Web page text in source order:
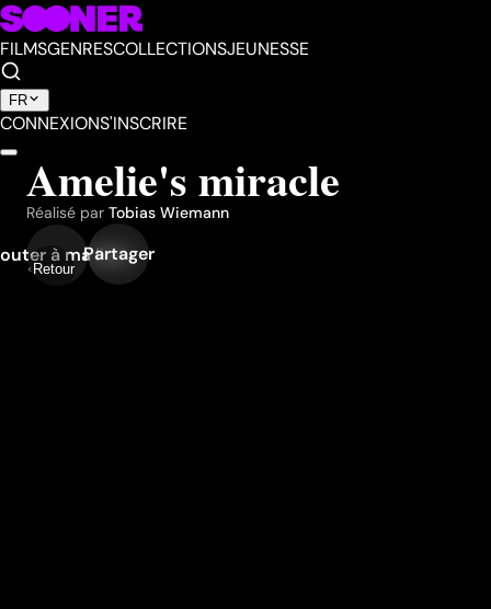
FILMSGENRESCOLLECTIONSJEUNESSE
FR
CONNEXIONS'INSCRIRE
Retour
Amelie's miracle
Réalisé par Tobias Wiemann
à ma liste
Partager